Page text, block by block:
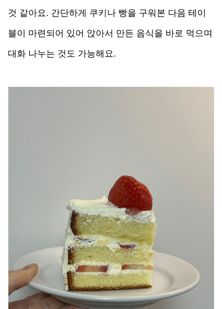
것 같아요. 간단하게 쿠키나 빵을 구워본 다음 테이
블이 마련되어 있어 앉아서 만든 음식을 바로 먹으며
대화 나누는 것도 가능해요.